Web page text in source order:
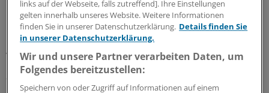
Deutschland gibt es viele Erfahrungen im Ausland. Ein
Ratschlag an die Koalition und den designierten
Gesundheitsminister Carsten Linnemann lautet: Bitte
viel Zeit für die Umsetzung mitbringen!
28.07.2026
links auf der Webseite, falls zutreffend]. Ihre Einstellungen
gelten innerhalb unseres Website. Weitere Informationen
finden Sie in unserer Datenschutzerklärung. Details finden Sie
in unserer Datenschutzerklärung.
Wir und unsere Partner verarbeiten Daten, um
Folgendes bereitzustellen:
Speichern von oder Zugriff auf Informationen auf einem